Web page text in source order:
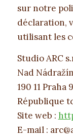
sur notre
déclaration,
utilisant les
Studio ARC
Nad
190 11 Praha
République
Site web :
E-mail :